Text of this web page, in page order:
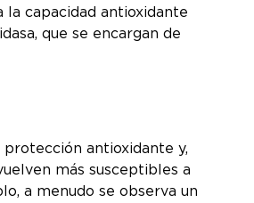
la capacidad antioxidante
que se encargan de
antioxidante y,
más susceptibles a
a menudo se observa un